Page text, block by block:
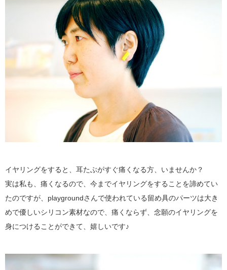
イヤリングをすると、耳たぶがすぐ痛くなる方、いませんか？
実は私も、痛くなるので、今までイヤリングをすることを諦めてい
たのですが、playgroundさんで使われている留め具のパーツは大き
めで優しいシリコン素材なので、痛くならず、念願のイヤリングを
身につけることができて、嬉しいです♪